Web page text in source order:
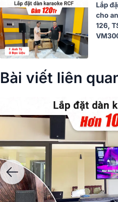
Lắp
cho
126,
Bài viết liên